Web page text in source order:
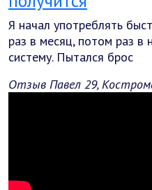
Я начал употреблять
раз в месяц, потом раз в
систему. Пытался брос
Отзыв Павел 29,